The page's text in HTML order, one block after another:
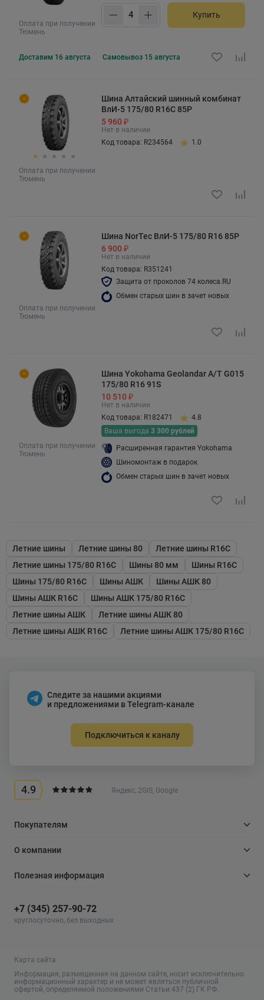
Оплата при получении
Тюмень
Купить
Доставим 16 августа Самовывоз 15 августа
Оплата при получении
Тюмень
Шина Алтайский шинный комбинат
ВлИ-5 175/80 R16C 85P
5 960 ₽
Нет в наличии
Код товара: R234564
1.0
Оплата при получении
Тюмень
Шина NorTec ВлИ-5 175/80 R16 85P
6 900 ₽
Нет в наличии
Код товара: R351241
Защита от проколов 74 колеса.RU
Обмен старых шин в зачет новых
Оплата при получении
Тюмень
Шина Yokohama Geolandar A/T G015
175/80 R16 91S
10 510 ₽
Нет в наличии
Код товара: R182471
4.8
Ваша выгода 3 300 рублей
Расширенная гарантия Yokohama
Шиномонтаж в подарок
Обмен старых шин в зачет новых
Летние шины Летние шины 80
Летние шины R16C
Летние шины 175/80 R16C
Шины 80 мм
Шины R16C
Шины 175/80 R16C
Шины АШК
Шины АШК 80
Шины АШК R16C
Шины АШК 175/80 R16C
Летние шины АШК
Летние шины АШК 80
Летние шины АШК R16C
Летние шины АШК 175/80 R16C
Следите за нашими акциями
и предложениями в Telegram-канале
Подключиться к каналу
4.9 Яндекс, 2GIS, Google
Покупателям
О компании
Полезная информация
+7 (345) 257-90-72
круглосуточно, без выходных
Карта сайта
Информация, размещенная на данном сайте, носит исключительно
информационный характер и не может являться публичной
офертой, определяемой положениями Статьи 437 (2) ГК РФ.